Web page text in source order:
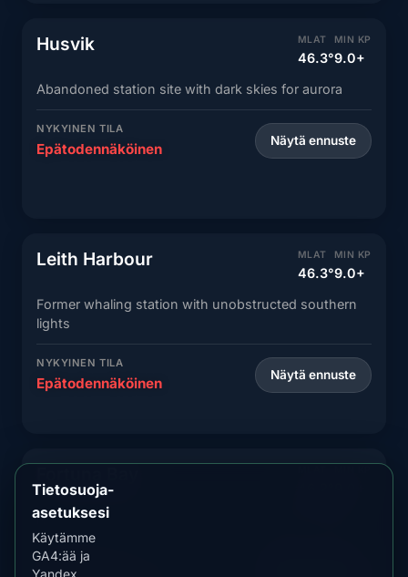
Husvik MLAT
46.3°
MIN KP
9.0+
Abandoned station site with dark skies for aurora
NYKYINEN TILA
Epätodennäköinen Näytä ennuste
Leith Harbour MLAT
46.3°
MIN KP
9.0+
Former whaling station with unobstructed southern
lights
NYKYINEN TILA
Epätodennäköinen Näytä ennuste
Northern bay with excellent southern lights visibility
NYKYINEN TILA
Tietosuoja-
asetuksesi
Käytämme
GA4:ää ja
Yandex